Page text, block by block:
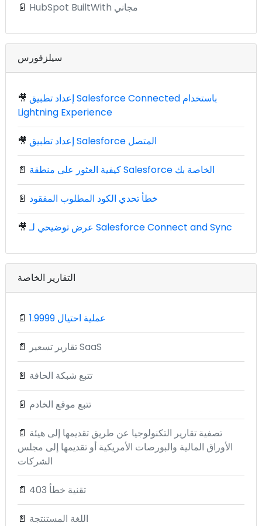
📄 HubSpot BuiltWith مجاني
سيلزفورس
🎥 إعداد تطبيق Salesforce Connected باستخدام
Lightning Experience
🎥 إعداد تطبيق Salesforce المتصل
📄 كيفية العثور على منطقة Salesforce الخاصة بك
📄 خطأ تحدي الكود المطلوب المفقود
🎥 عرض توضيحي لـ Salesforce Connect and Sync
التقارير الخاصة
📄 1.9999 عملية احتيال
📄 تقارير تسعير SaaS
📄 تتبع شبكة الحافة
📄 تتبع موقع الخادم
📄 تصفية تقارير التكنولوجيا عن طريق تقديمها إلى هيئة
الأوراق المالية والبورصات الأمريكية أو تقديمها إلى مجلس
الشركات
📄 تقنية خطأ 403
📄 اللغة المستنتجة